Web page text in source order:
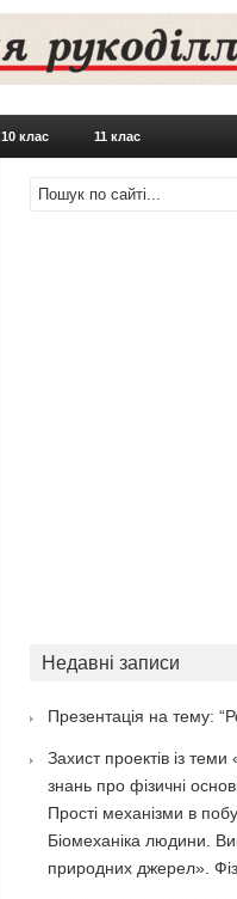
10 клас 11 клас
Недавні записи
Презентація на тему:
Захист проектів із
знань про фізичні
Прості механізми в
Біомеханіка людини.
природних джерел».